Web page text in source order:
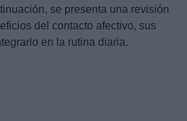
se presenta una revisión
del contacto afectivo, sus
en la rutina diaria.